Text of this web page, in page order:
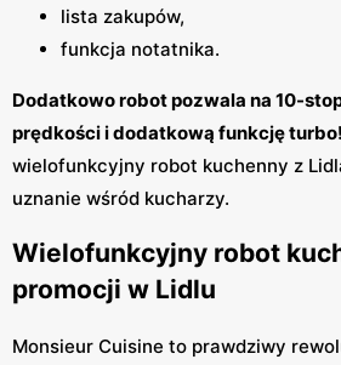
lista zakupów,
funkcja notatnika.
Dodatkowo robot pozwala na 10-
prędkości i dodatkową funkcję turbo!
wielofunkcyjny robot kuchenny z
uznanie wśród kucharzy.
Wielofunkcyjny robot
promocji w Lidlu
Monsieur Cuisine to prawdziwy